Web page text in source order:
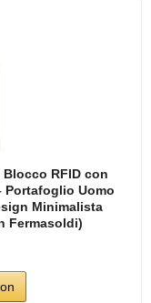
RFID con
Portafoglio Uomo
Minimalista
Fermasoldi)